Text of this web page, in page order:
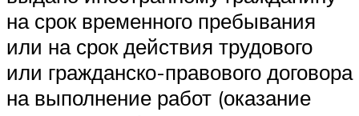
на срок временного пребывания
или на срок действия трудового
или гражданско-правового договора
на выполнение работ (оказание